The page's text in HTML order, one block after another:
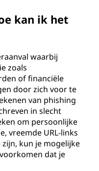
kan ik het
waarbij
zoals
of financiële
door zich voor te
van phishing
in slecht
om persoonlijke
vreemde URL-links
kun je mogelijke
dat je